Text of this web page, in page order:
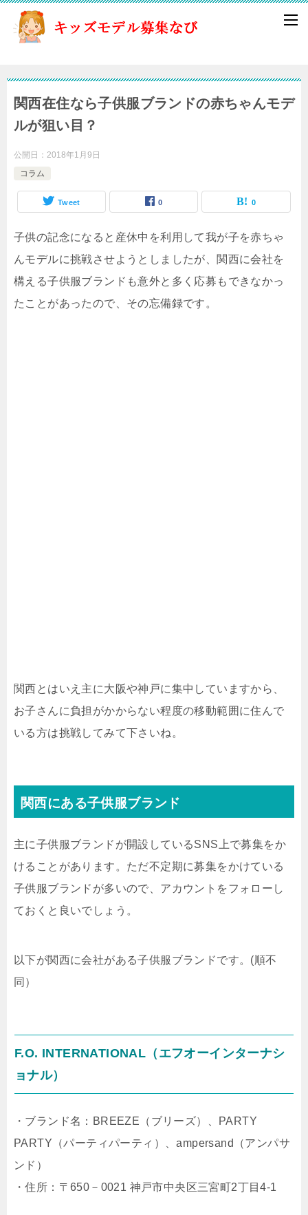
関西在住なら子供服ブランドの赤ちゃんモデ
ルが狙い目？
公開日： 2018年1月9日
コラム
Tweet 0 0
子供の記念になると産休中を利用して我が子を赤ちゃ
んモデルに挑戦させようとしましたが、関西に会社を
構える子供服ブランドも意外と多く応募もできなかっ
たことがあったので、その忘備録です。
関西とはいえ主に大阪や神戸に集中していますから、
お子さんに負担がかからない程度の移動範囲に住んで
いる方は挑戦してみて下さいね。
関西にある子供服ブランド
主に子供服ブランドが開設しているSNS上で募集をか
けることがあります。ただ不定期に募集をかけている
子供服ブランドが多いので、アカウントをフォローし
ておくと良いでしょう。
以下が関西に会社がある子供服ブランドです。(順不
同）
F.O. INTERNATIONAL（エフオーインターナシ
ョナル）
・ブランド名：BREEZE（ブリーズ）、PARTY
PARTY（パーティパーティ）、ampersand（アンパサ
ンド）
・住所：〒650－0021 神戸市中央区三宮町2丁目4-1